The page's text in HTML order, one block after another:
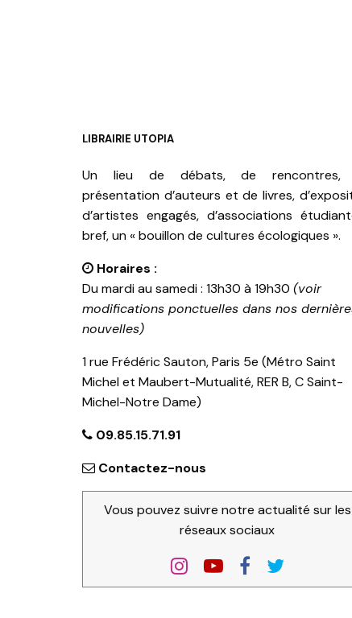
LIBRAIRIE UTOPIA
Un lieu de débats, de rencontres,
présentation d’auteurs et de livres,
d’artistes engagés, d’associations
bref, un « bouillon de cultures écologiques ».
Horaires :
Du mardi au samedi : 13h30 à 19h30 (voir
modifications ponctuelles dans nos
nouvelles)
1 rue Frédéric Sauton, Paris 5e (Métro Saint
Michel et Maubert-Mutualité, RER B, C Saint-
Michel-Notre Dame)
09.85.15.71.91
Contactez-nous
Vous pouvez suivre notre actualité sur les
réseaux sociaux